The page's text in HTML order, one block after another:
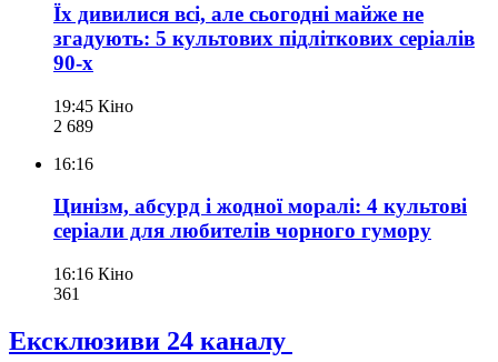
Їх дивилися всі, але сьогодні майже не
згадують: 5 культових підліткових серіалів
90-х
19:45 Кіно
2 689
16:16
Цинізм, абсурд і жодної моралі: 4 культові
серіали для любителів чорного гумору
16:16 Кіно
361
Ексклюзиви 24 каналу